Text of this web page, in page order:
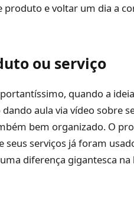
e voltar um dia a
ou serviço
quando a
aula via vídeo sobre
bem organizado. O
serviços já foram
diferença gigantesca na